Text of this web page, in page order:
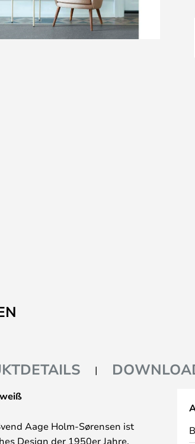
Aage Holm-Sørensen ist
Design der 1950er Jahre.